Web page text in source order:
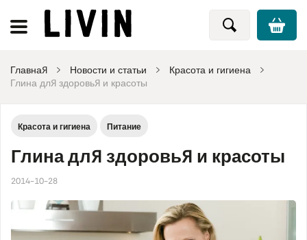
Главная Новости и статьи
Красота и гигиена
Глина для здоровья и красоты
Красота и гигиена Питание
Глина для здоровья и красоты
2014-10-28